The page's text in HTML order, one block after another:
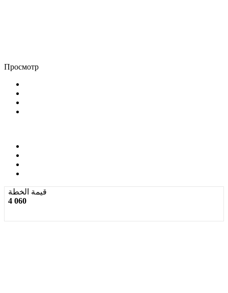
Просмотр
قيمة الخطة
4 060